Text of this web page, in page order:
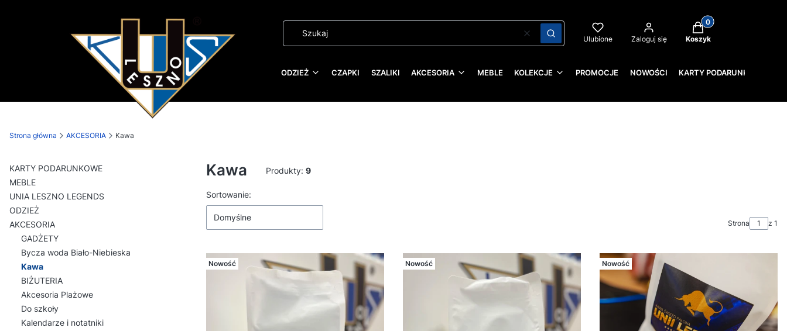
WyczyśćSzukaj Ulubione Zaloguj się
Produkty w koszyku:
Koszyk
ODZIEŻ CZAPKI SZALIKI AKCESORIA MEBLE KOLEKCJE PROMOCJE NOWOŚCI KARTY PODARUNKOWE
Strona główna AKCESORIA Kawa
KARTY PODARUNKOWE
MEBLE
UNIA LESZNO LEGENDS
ODZIEŻ
AKCESORIA
GADŻETY
Bycza woda Biało-Niebieska
Kawa
BIŻUTERIA
Akcesoria Plażowe
Do szkoły
Kalendarze i notatniki
Kawa Produkty: 9
Lista produktów
Sortowanie:
Domyślne
Strona z 1
Nowość Nowość Nowość